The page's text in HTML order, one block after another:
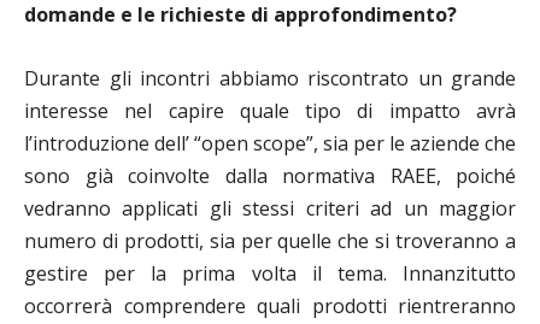
domande e le richieste di approfondimento?
Durante gli incontri abbiamo riscontrato un grande
interesse nel capire quale tipo di impatto avrà
l’introduzione dell’ “open scope”, sia per le aziende che
sono già coinvolte dalla normativa RAEE, poiché
vedranno applicati gli stessi criteri ad un maggior
numero di prodotti, sia per quelle che si troveranno a
gestire per la prima volta il tema. Innanzitutto
occorrerà comprendere quali prodotti rientreranno